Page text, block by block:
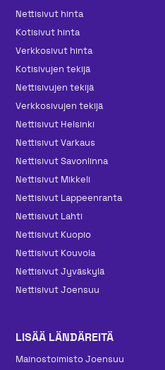
Nettisivut hinta
Kotisivut hinta
Verkkosivut hinta
Kotisivujen tekijä
Nettisivujen tekijä
Verkkosivujen tekijä
Nettisivut Helsinki
Nettisivut Varkaus
Nettisivut Savonlinna
Nettisivut Mikkeli
Nettisivut Lappeenranta
Nettisivut Lahti
Nettisivut Kuopio
Nettisivut Kouvola
Nettisivut Jyväskylä
Nettisivut Joensuu
LISÄÄ LÄNDÄREITÄ
Mainos­toimisto Joensuu